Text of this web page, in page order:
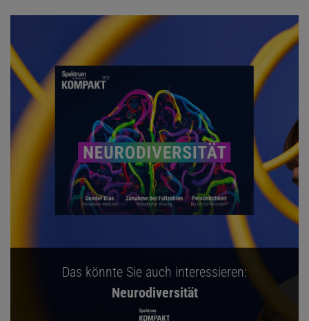
Das könnte Sie auch interessieren:
Neurodiversität